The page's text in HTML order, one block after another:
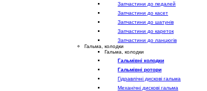
Запчастини до педалей
Запчастини до касет
Запчастини до шатунів
Запчастини до кареток
Запчастини до ланцюгів
Гальма, колодки
Гальма, колодки
Гальмівні колодки
Гальмівні ротори
Гідравлічні дискові гальма
Механічні дискові гальма